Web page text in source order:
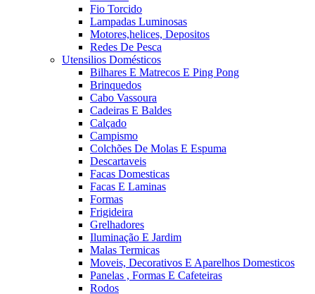
Fio Torcido
Lampadas Luminosas
Motores,helices, Depositos
Redes De Pesca
Utensilios Domésticos
Bilhares E Matrecos E Ping Pong
Brinquedos
Cabo Vassoura
Cadeiras E Baldes
Calçado
Campismo
Colchões De Molas E Espuma
Descartaveis
Facas Domesticas
Facas E Laminas
Formas
Frigideira
Grelhadores
Iluminação E Jardim
Malas Termicas
Moveis, Decorativos E Aparelhos Domesticos
Panelas , Formas E Cafeteiras
Rodos